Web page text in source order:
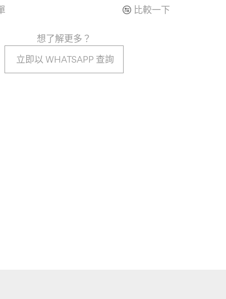
比較一下
想了解更多？
立即以 WHATSAPP 查詢